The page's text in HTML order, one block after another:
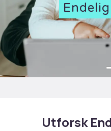
Utforsk